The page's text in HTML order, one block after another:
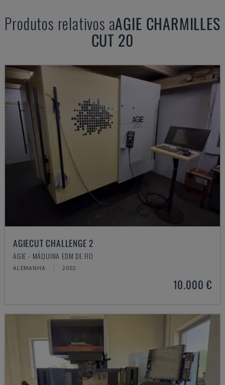
Produtos relativos aAGIE CHARMILLES
CUT 20
AGIECUT CHALLENGE 2
AGIE - MÁQUINA EDM DE FIO
ALEMANHA 2002
10.000 €